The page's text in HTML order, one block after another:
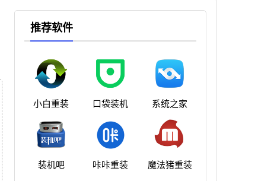
推荐软件
小白重装 口袋装机 系统之家
装机吧 咔咔重装 魔法猪重装